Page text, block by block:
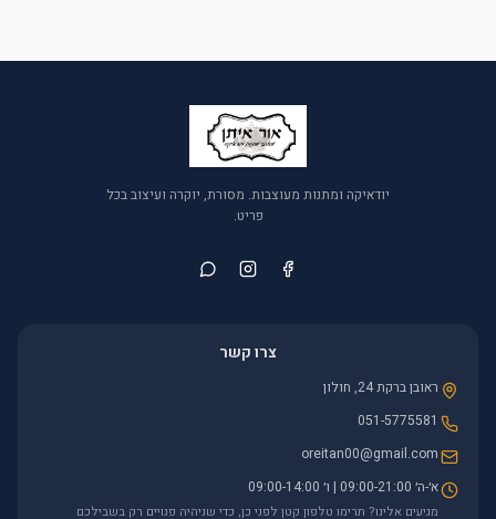
יודאיקה ומתנות מעוצבות. מסורת, יוקרה ועיצוב בכל
פריט.
צרו קשר
ראובן ברקת 24, חולון
051-5775581
oreitan00@gmail.com
א׳-ה׳ 09:00-21:00 | ו׳ 09:00-14:00
מגיעים אלינו? תרימו טלפון קטן לפני כן, כדי שניהיה פנויים רק בשבילכם